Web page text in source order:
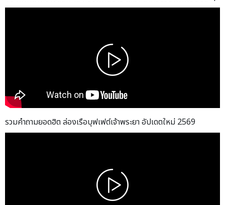
รวมคำถามยอดฮิต ล่องเรือบุฟเฟต์เจ้าพระยา อัปเดตใหม่ 2569